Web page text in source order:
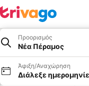
Προορισμός
Νέα Πέραμος
Άφιξη/Αναχώρηση
Διάλεξε